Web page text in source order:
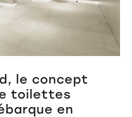
le concept
toilettes
en